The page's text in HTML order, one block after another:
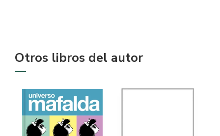
Otros libros del autor